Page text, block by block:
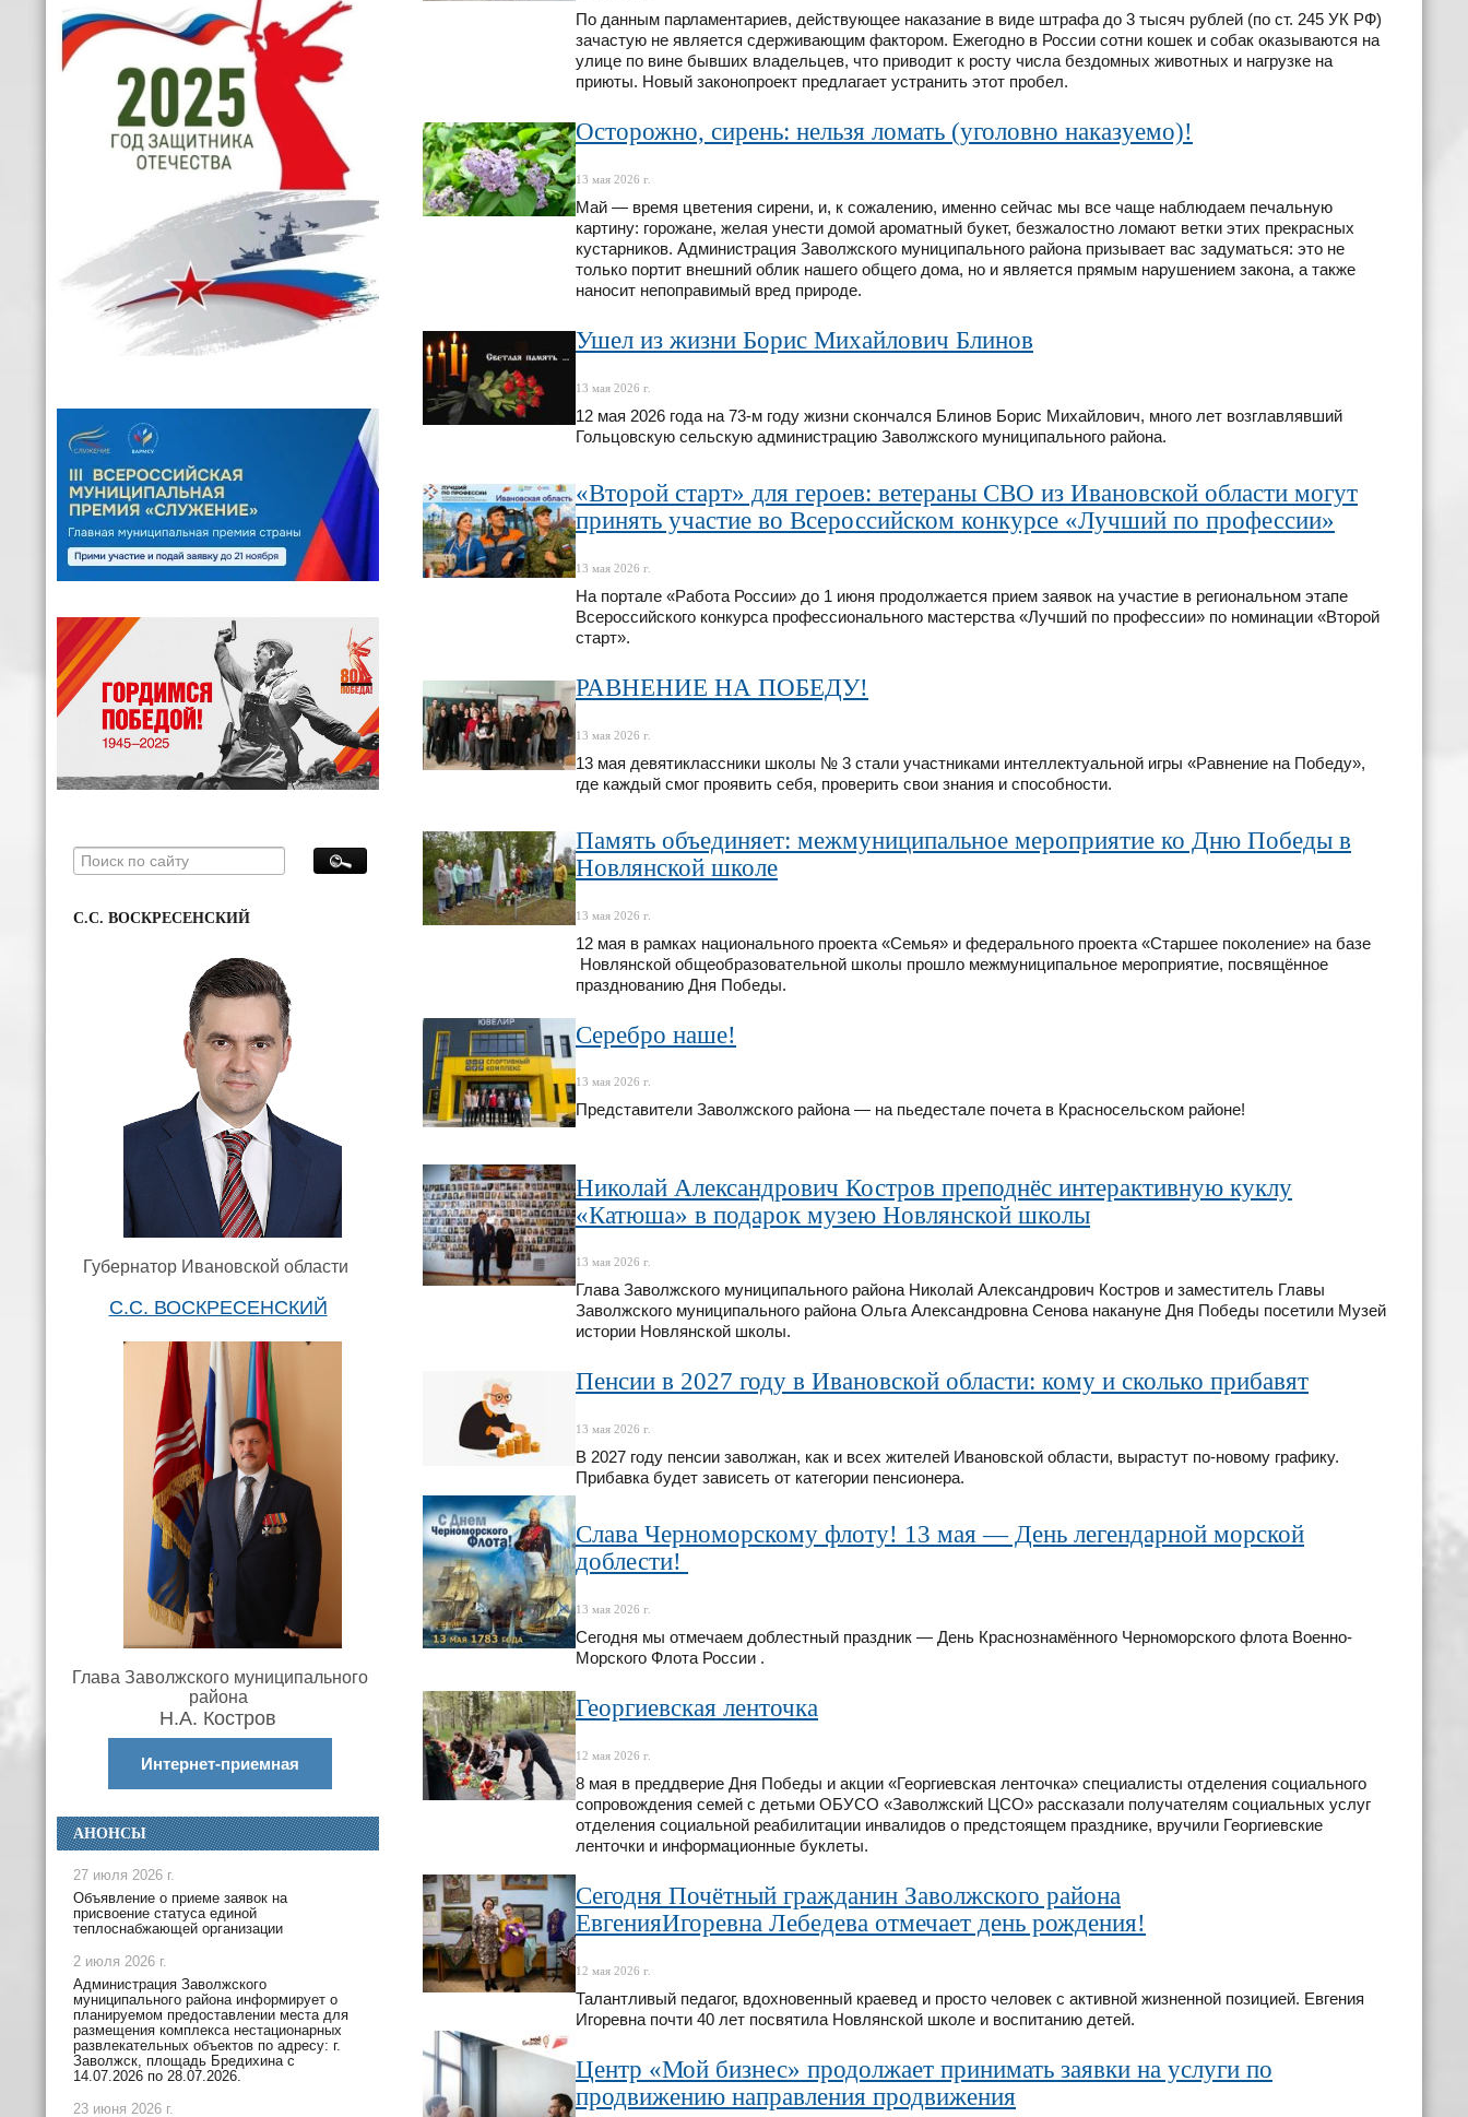
С.С. ВОСКРЕСЕНСКИЙ
Губернатор Ивановской области
С.С. ВОСКРЕСЕНСКИЙ
Глава Заволжского муниципального
района
Н.А. Костров
Интернет-приемная
АНОНСЫ
27 июля 2026 г.
Объявление о приеме заявок на
присвоение статуса единой
теплоснабжающей организации
2 июля 2026 г.
Администрация Заволжского
муниципального района информирует о
планируемом предоставлении места для
размещения комплекса нестационарных
развлекательных объектов по адресу: г.
Заволжск, площадь Бредихина с
14.07.2026 по 28.07.2026.
23 июня 2026 г.
По данным парламентариев, действующее наказание в виде штрафа до 3 тысяч рублей (по ст. 245 УК РФ)
зачастую не является сдерживающим фактором. Ежегодно в России сотни кошек и собак оказываются на
улице по вине бывших владельцев, что приводит к росту числа бездомных животных и нагрузке на
приюты. Новый законопроект предлагает устранить этот пробел.
Осторожно, сирень: нельзя ломать (уголовно наказуемо)!
13 мая 2026 г.
Май — время цветения сирени, и, к сожалению, именно сейчас мы все чаще наблюдаем печальную
картину: горожане, желая унести домой ароматный букет, безжалостно ломают ветки этих прекрасных
кустарников. Администрация Заволжского муниципального района призывает вас задуматься: это не
только портит внешний облик нашего общего дома, но и является прямым нарушением закона, а также
наносит непоправимый вред природе.
Ушел из жизни Борис Михайлович Блинов
13 мая 2026 г.
12 мая 2026 года на 73-м году жизни скончался Блинов Борис Михайлович, много лет возглавлявший
Гольцовскую сельскую администрацию Заволжского муниципального района.
«Второй старт» для героев: ветераны СВО из Ивановской области могут
принять участие во Всероссийском конкурсе «Лучший по профессии»
13 мая 2026 г.
На портале «Работа России» до 1 июня продолжается прием заявок на участие в региональном этапе
Всероссийского конкурса профессионального мастерства «Лучший по профессии» по номинации «Второй
старт».
РАВНЕНИЕ НА ПОБЕДУ!
13 мая 2026 г.
13 мая девятиклассники школы № 3 стали участниками интеллектуальной игры «Равнение на Победу»,
где каждый смог проявить себя, проверить свои знания и способности.
Память объединяет: межмуниципальное мероприятие ко Дню Победы в
Новлянской школе
13 мая 2026 г.
12 мая в рамках национального проекта «Семья» и федерального проекта «Старшее поколение» на базе
Новлянской общеобразовательной школы прошло межмуниципальное мероприятие, посвящённое
празднованию Дня Победы.
Серебро наше!
13 мая 2026 г.
Представители Заволжского района — на пьедестале почета в Красносельском районе!
Николай Александрович Костров преподнёс интерактивную куклу
«Катюша» в подарок музею Новлянской школы
13 мая 2026 г.
Глава Заволжского муниципального района Николай Александрович Костров и заместитель Главы
Заволжского муниципального района Ольга Александровна Сенова накануне Дня Победы посетили Музей
истории Новлянской школы.
Пенсии в 2027 году в Ивановской области: кому и сколько прибавят
13 мая 2026 г.
В 2027 году пенсии заволжан, как и всех жителей Ивановской области, вырастут по-новому графику.
Прибавка будет зависеть от категории пенсионера.
Слава Черноморскому флоту! 13 мая — День легендарной морской
доблести! ️
13 мая 2026 г.
Сегодня мы отмечаем доблестный праздник — День Краснознамённого Черноморского флота Военно-
Морского Флота России .
Георгиевская ленточка
12 мая 2026 г.
8 мая в преддверие Дня Победы и акции «Георгиевская ленточка» специалисты отделения социального
сопровождения семей с детьми ОБУСО «Заволжский ЦСО» рассказали получателям социальных услуг
отделения социальной реабилитации инвалидов о предстоящем празднике, вручили Георгиевские
ленточки и информационные буклеты.
Сегодня Почётный гражданин Заволжского района
ЕвгенияИгоревна Лебедева отмечает день рождения!
12 мая 2026 г.
Талантливый педагог, вдохновенный краевед и просто человек с активной жизненной позицией. Евгения
Игоревна почти 40 лет посвятила Новлянской школе и воспитанию детей.
Центр «Мой бизнес» продолжает принимать заявки на услуги по
продвижению направления продвижения